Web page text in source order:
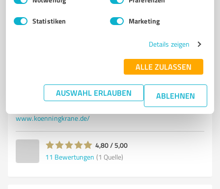
Statistiken Marketing
Details zeigen
ALLE ZULASSEN
AUSWAHL ERLAUBEN ABLEHNEN
BAUMASCHINEN
KARRIERE MÜNSTERLAND
Hölderlinstraße 7, 48703 Stadtlohn
info@koenningkrane.de
www.koenningkrane.de/
4,80 / 5,00
11 Bewertungen (1 Quelle)